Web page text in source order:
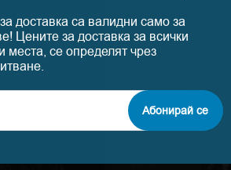
доставка са валидни само за
Цените за доставка за всички
места, се определят чрез
Абонирай се